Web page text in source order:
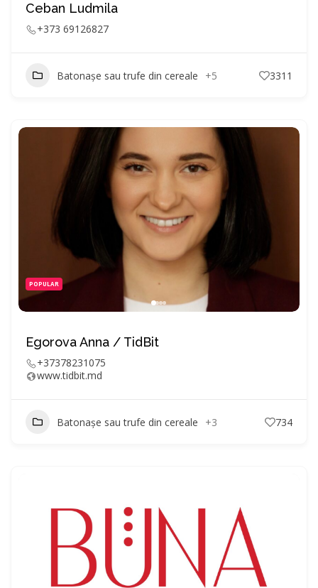
Ceban Ludmila
+373 69126827
Batonașe sau trufe din cereale +5 3311
POPULAR
Egorova Anna / TidBit
+37378231075
www.tidbit.md
Batonașe sau trufe din cereale +3 734